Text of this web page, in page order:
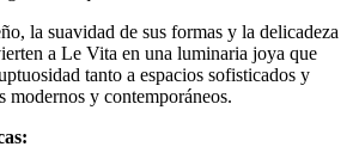
la suavidad de sus formas y la delicadeza
a Le Vita en una luminaria joya que
tanto a espacios sofisticados y
modernos y contemporáneos.